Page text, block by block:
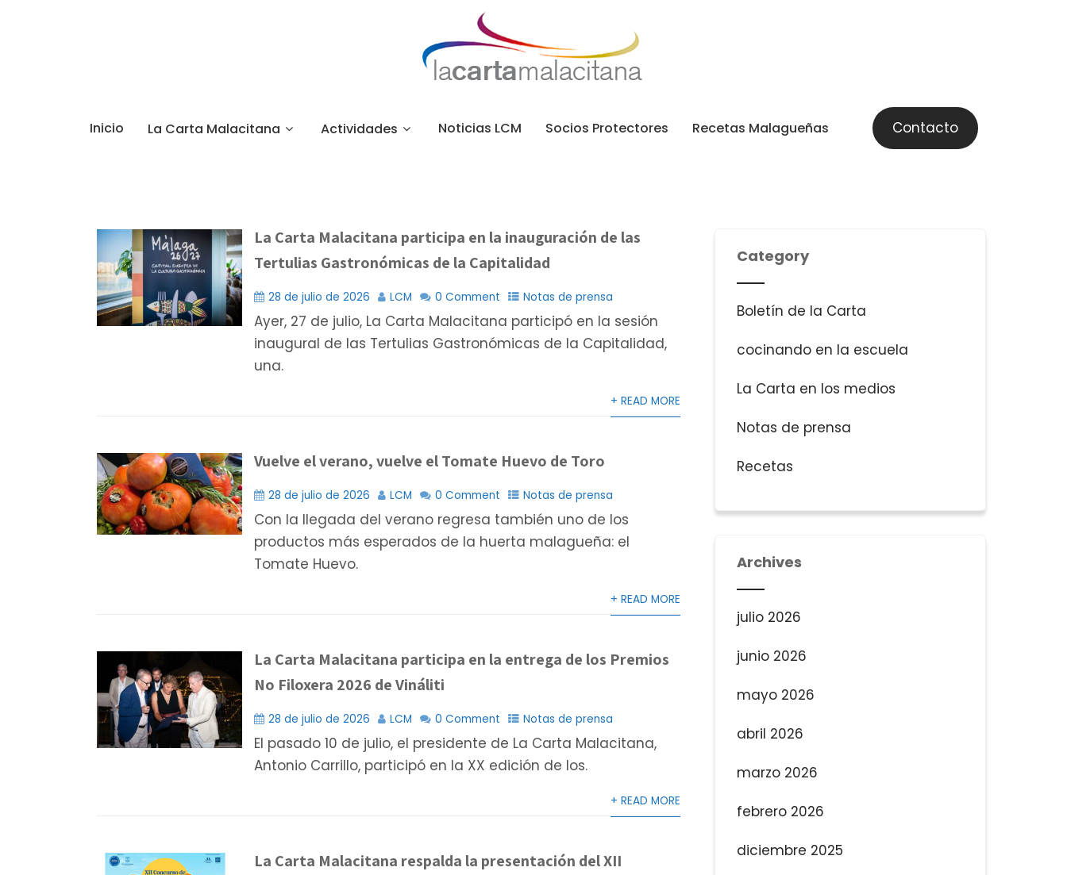
Inicio La Carta Malacitana Actividades Noticias LCM Socios Protectores Recetas Malagueñas Contacto
La Carta Malacitana participa en la inauguración de las
Tertulias Gastronómicas de la Capitalidad
28 de julio de 2026 LCM 0 Comment Notas de prensa
Ayer, 27 de julio, La Carta Malacitana participó en la sesión
inaugural de las Tertulias Gastronómicas de la Capitalidad,
una.
+ READ MORE
Vuelve el verano, vuelve el Tomate Huevo de Toro
28 de julio de 2026 LCM 0 Comment Notas de prensa
Con la llegada del verano regresa también uno de los
productos más esperados de la huerta malagueña: el
Tomate Huevo.
+ READ MORE
La Carta Malacitana participa en la entrega de los Premios
No Filoxera 2026 de Vináliti
28 de julio de 2026 LCM 0 Comment Notas de prensa
El pasado 10 de julio, el presidente de La Carta Malacitana,
Antonio Carrillo, participó en la XX edición de los.
+ READ MORE
La Carta Malacitana respalda la presentación del XII
Category
Boletín de la Carta
cocinando en la escuela
La Carta en los medios
Notas de prensa
Recetas
Archives
julio 2026
junio 2026
mayo 2026
abril 2026
marzo 2026
febrero 2026
diciembre 2025